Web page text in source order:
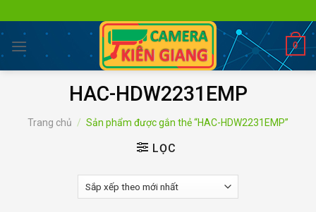
to
content
0
HAC-HDW2231EMP
Trang chủ / Sản phẩm được gắn thẻ “HAC-HDW2231EMP”
LỌC